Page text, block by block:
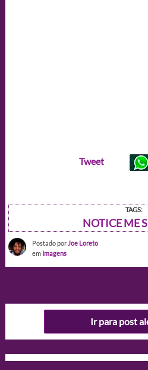
Tweet
TAGS:
NOTICE ME
Postado por Joe Loreto
em Imagens
Ir para post